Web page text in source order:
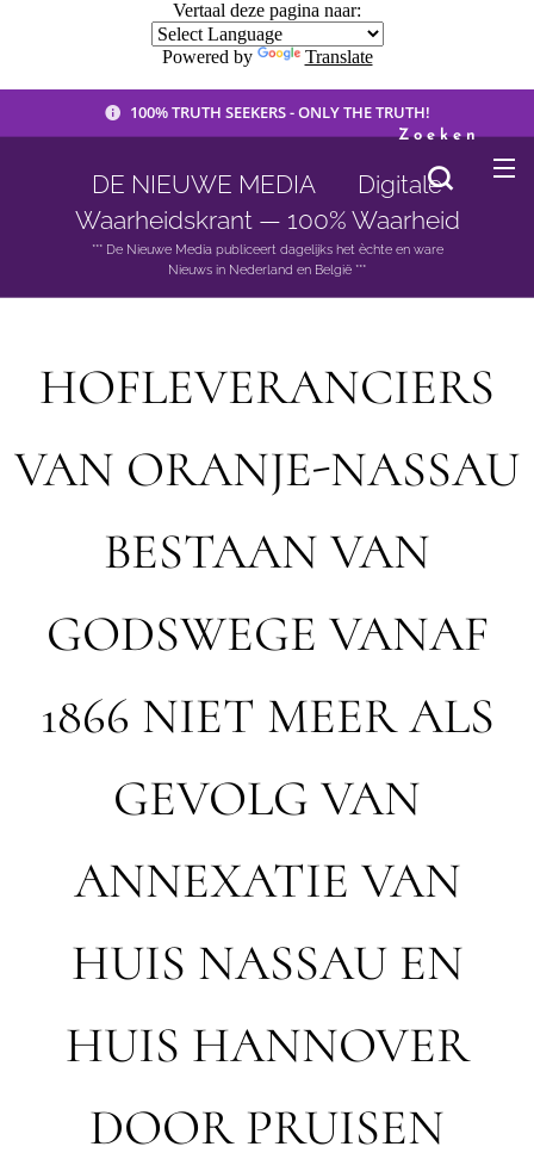
Vertaal deze pagina naar:
Powered by Translate
100% TRUTH SEEKERS - ONLY THE TRUTH!
DE NIEUWE MEDIA 🟣 Digitale
Waarheidskrant — 100% Waarheid
*** De Nieuwe Media publiceert dagelijks het èchte en ware
Nieuws in Nederland en België ***
Zoeken
HOFLEVERANCIERS
VAN ORANJE-NASSAU
BESTAAN VAN
GODSWEGE VANAF
1866 NIET MEER ALS
GEVOLG VAN
ANNEXATIE VAN
HUIS NASSAU EN
HUIS HANNOVER
DOOR PRUISEN